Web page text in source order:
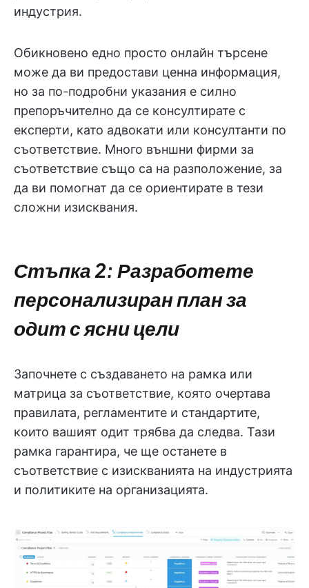
индустрия.
Обикновено едно просто онлайн търсене
може да ви предостави ценна информация,
но за по-подробни указания е силно
препоръчително да се консултирате с
експерти, като адвокати или консултанти по
съответствие. Много външни фирми за
съответствие също са на разположение, за
да ви помогнат да се ориентирате в тези
сложни изисквания.
Стъпка 2: Разработете
персонализиран план за
одит с ясни цели
Започнете с създаването на рамка или
матрица за съответствие, която очертава
правилата, регламентите и стандартите,
които вашият одит трябва да следва. Тази
рамка гарантира, че ще останете в
съответствие с изискванията на индустрията
и политиките на организацията.